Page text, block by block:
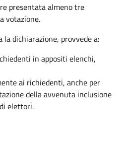
presentata almeno tre
votazione.
la dichiarazione, provvede a:
in appositi elenchi,
ai richiedenti, anche per
della avvenuta inclusione
elettori.